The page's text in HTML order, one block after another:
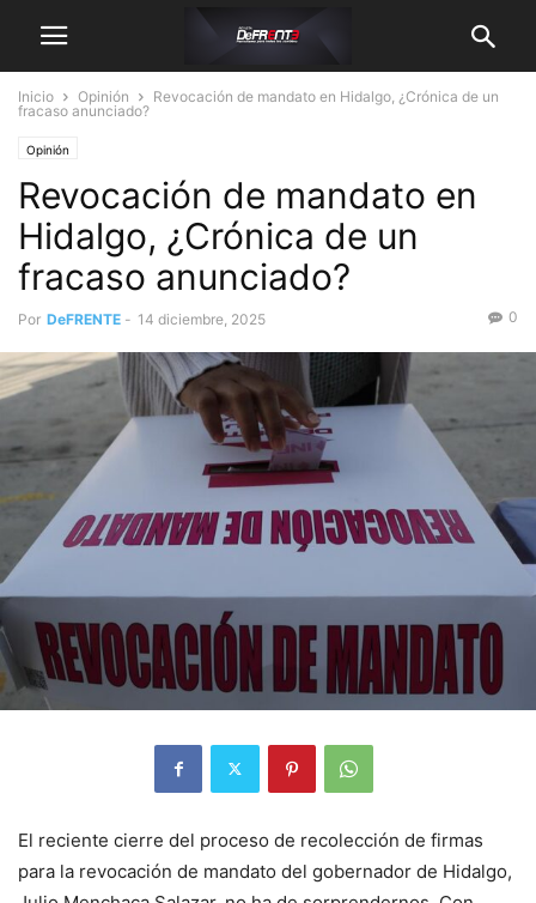
Inicio Opinión
Revocación de mandato en Hidalgo, ¿Crónica de un
fracaso anunciado?
Opinión
Revocación de mandato en
Hidalgo, ¿Crónica de un
fracaso anunciado?
Por DeFRENTE - 14 diciembre, 2025 0
El reciente cierre del proceso de recolección de firmas
para la revocación de mandato del gobernador de Hidalgo,